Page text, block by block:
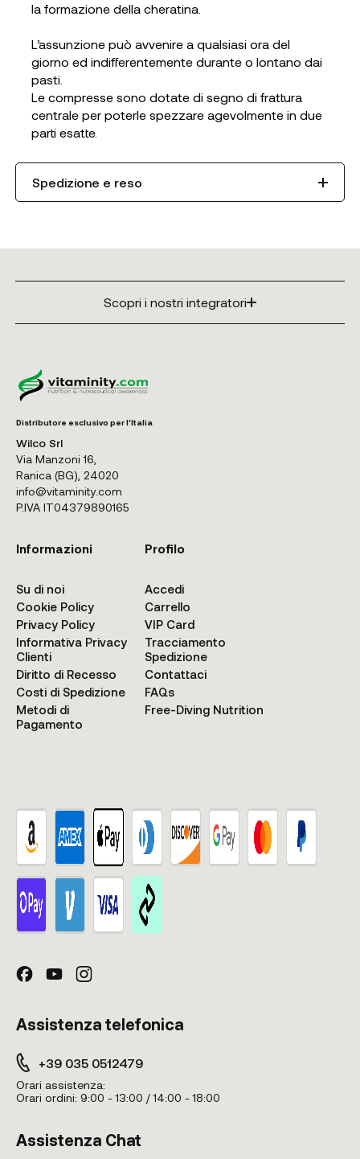
la formazione della cheratina.
L’assunzione può avvenire a qualsiasi ora del
giorno ed indifferentemente durante o lontano dai
pasti.
Le compresse sono dotate di segno di frattura
centrale per poterle spezzare agevolmente in due
parti esatte.
Spedizione e reso
Scopri i nostri integratori
Distributore esclusivo per l'Italia
Wilco Srl
Via Manzoni 16,
Ranica (BG), 24020
info@vitaminity.com
P.IVA IT04379890165
Informazioni
Su di noi
Cookie Policy
Privacy Policy
Informativa Privacy
Clienti
Diritto di Recesso
Costi di Spedizione
Metodi di
Pagamento
Profilo
Accedi
Carrello
VIP Card
Tracciamento
Spedizione
Contattaci
FAQs
Free-Diving Nutrition
Assistenza telefonica
+39 035 0512479
Orari assistenza:
Orari ordini: 9:00 - 13:00 / 14:00 - 18:00
Assistenza Chat